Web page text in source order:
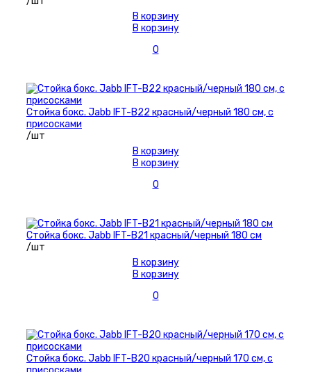
В корзину
В корзину
0
Стойка бокс. Jabb IFT-B22 красный/черный 180 см, с
присосками
/шт
В корзину
В корзину
0
Стойка бокс. Jabb IFT-B21 красный/черный 180 см
/шт
В корзину
В корзину
0
Стойка бокс. Jabb IFT-B20 красный/черный 170 см, с